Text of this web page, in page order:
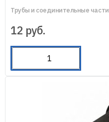
Трубы и соединительные части
12 руб.